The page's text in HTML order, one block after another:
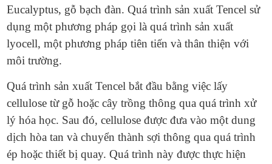
Eucalyptus, gỗ bạch đàn. Quá trình sản xuất Tencel sử
dụng một phương pháp gọi là quá trình sản xuất
lyocell, một phương pháp tiên tiến và thân thiện với
môi trường.
Quá trình sản xuất Tencel bắt đầu bằng việc lấy
cellulose từ gỗ hoặc cây trồng thông qua quá trình xử
lý hóa học. Sau đó, cellulose được đưa vào một dung
dịch hòa tan và chuyển thành sợi thông qua quá trình
ép hoặc thiết bị quay. Quá trình này được thực hiện